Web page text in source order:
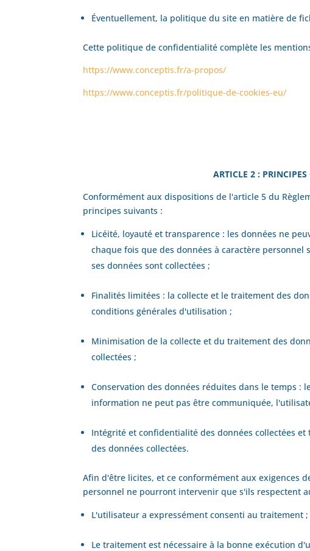
Éventuellement, la politique du site en matière de
Cette politique de confidentialité complète les
https://www.conceptis.fr/a-propos/
https://www.conceptis.fr/politique-de-cookies-eu/
ARTICLE 2 :
Conformément aux dispositions de l'article 5 du
principes suivants :
Licéité, loyauté et transparence : les données ne
chaque fois que des données à caractère
ses données sont collectées ;
Finalités limitées : la collecte et le traitement des
conditions générales d'utilisation ;
Minimisation de la collecte et du traitement des
collectées ;
Conservation des données réduites dans le temps
information ne peut pas être communiquée,
Intégrité et confidentialité des données collectées
des données collectées.
Afin d'être licites, et ce conformément aux exigences
personnel ne pourront intervenir que s'ils respectent
L'utilisateur a expressément consenti au traitement ;
Le traitement est nécessaire à la bonne exécution